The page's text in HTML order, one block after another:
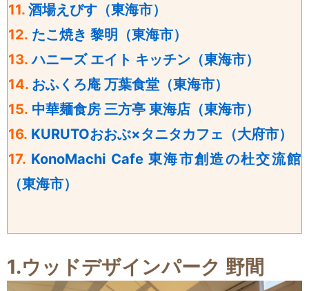
11. 酒場えびす（東海市）
12. たこ焼き 黎明（東海市）
13.ハニーズ エイト キッチン（東海市）
14. おふくろ庵 万葉食堂 （東海市）
15. 中華麺食房 三方亭 東海店（東海市）
16. KURUTOおおぶ×タニタカフェ（大府市）
17. KonoMachi Cafe 東海市創造の杜交流館
（東海市）
1.ウッドデザインパーク 野間